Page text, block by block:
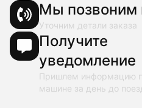
Мы позвоним
Уточним детали заказа
Получите
уведомление
Пришлем информацию
машине за день до